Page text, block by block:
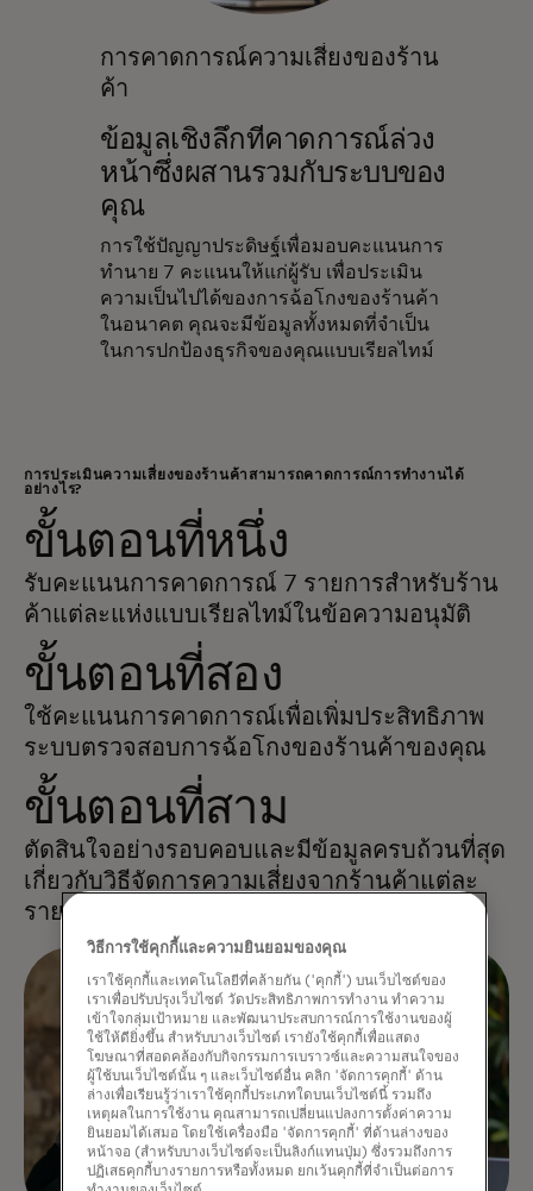
การคาดการณ์ความเสี่ยงของร้าน
ค้า
ข้อมูลเชิงลึกที่คาดการณ์ล่วง
หน้าซึ่งผสานรวมกับระบบของ
คุณ
การใช้ปัญญาประดิษฐ์เพื่อมอบคะแนนการ
ทำนาย 7 คะแนนให้แก่ผู้รับ เพื่อประเมิน
ความเป็นไปได้ของการฉ้อโกงของร้านค้า
ในอนาคต คุณจะมีข้อมูลทั้งหมดที่จำเป็น
ในการปกป้องธุรกิจของคุณแบบเรียลไทม์
การประเมินความเสี่ยงของร้านค้าสามารถคาดการณ์การทำงานได้
อย่างไร?
ขั้นตอนที่หนึ่ง
รับคะแนนการคาดการณ์ 7 รายการสำหรับร้าน
ค้าแต่ละแห่งแบบเรียลไทม์ในข้อความอนุมัติ
ขั้นตอนที่สอง
ใช้คะแนนการคาดการณ์เพื่อเพิ่มประสิทธิภาพ
ระบบตรวจสอบการฉ้อโกงของร้านค้าของคุณ
ขั้นตอนที่สาม
ตัดสินใจอย่างรอบคอบและมีข้อมูลครบถ้วนที่สุด
เกี่ยวกับวิธีจัดการความเสี่ยงจากร้านค้าแต่ละ
ราย
วิธีการใช้คุกกี้และความยินยอมของคุณ
เราใช้คุกกี้และเทคโนโลยีที่คล้ายกัน ('คุกกี้') บนเว็บไซต์ของ
เราเพื่อปรับปรุงเว็บไซต์ วัดประสิทธิภาพการทำงาน ทำความ
เข้าใจกลุ่มเป้าหมาย และพัฒนาประสบการณ์การใช้งานของผู้
ใช้ให้ดียิ่งขึ้น สำหรับบางเว็บไซต์ เรายังใช้คุกกี้เพื่อแสดง
โฆษณาที่สอดคล้องกับกิจกรรมการเบราวซ์และความสนใจของ
ผู้ใช้บนเว็บไซต์นั้น ๆ และเว็บไซต์อื่น คลิก 'จัดการคุกกี้' ด้าน
ล่างเพื่อเรียนรู้ว่าเราใช้คุกกี้ประเภทใดบนเว็บไซต์นี้ รวมถึง
เหตุผลในการใช้งาน คุณสามารถเปลี่ยนแปลงการตั้งค่าความ
ยินยอมได้เสมอ โดยใช้เครื่องมือ 'จัดการคุกกี้' ที่ด้านล่างของ
หน้าจอ (สำหรับบางเว็บไซต์จะเป็นลิงก์แทนปุ่ม) ซึ่งรวมถึงการ
ปฏิเสธคุกกี้บางรายการหรือทั้งหมด ยกเว้นคุกกี้ที่จำเป็นต่อการ